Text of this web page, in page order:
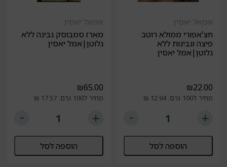
אמאל יאסין
חצ'אפורי ממולא רוטב
פיצה וגבינות ללא
גלוטן|אמל יאסין
₪22.00
מחיר ל100 גרם: 12.94 ₪
הוספה לסל
אמאל יאסין
מארז סמבוסק גבינה ללא
גלוטן|אמל יאסין
₪65.00
מחיר ל100 גרם: 17.57 ₪
הוספה לסל